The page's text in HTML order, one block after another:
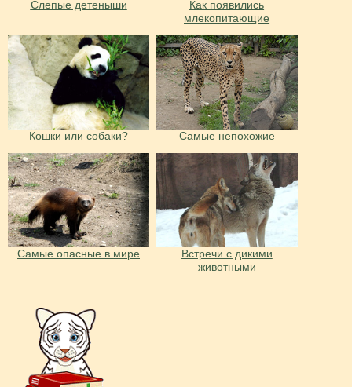
Слепые детеныши
Как появились
млекопитающие
Кошки или собаки? Самые непохожие
Самые опасные в мире
Встречи с дикими
животными